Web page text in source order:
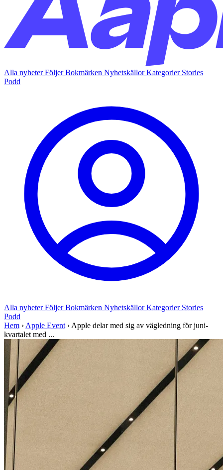
Alla nyheterFöljerBokmärken NyhetskällorKategorier Stories
Podd
Alla nyheterFöljerBokmärken NyhetskällorKategorier Stories
Podd
Hem › Apple Event › Apple delar med sig av vägledning för juni-
kvartalet med ...